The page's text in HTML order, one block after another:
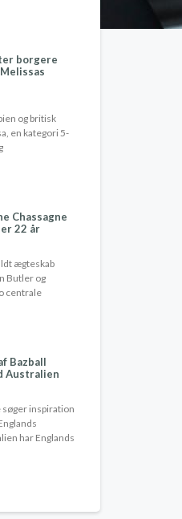
borgere
og britisk
en kategori 5-
Chassagne
22 år
ægteskab
Butler og
centrale
Bazball
Australien
inspiration
har Englands